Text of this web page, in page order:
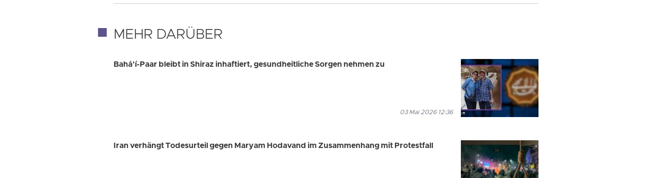
MEHR DARÜBER
Bahá’í-Paar bleibt in Shiraz inhaftiert, gesundheitliche Sorgen nehmen zu
03 Mai 2026 12:36
Iran verhängt Todesurteil gegen Maryam Hodavand im Zusammenhang mit Protestfall